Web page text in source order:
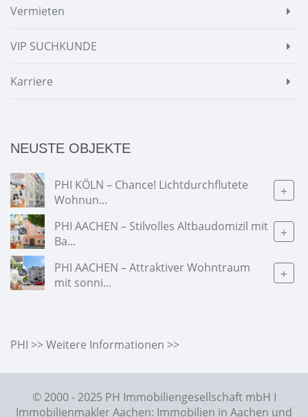
Vermieten
VIP SUCHKUNDE
Karriere
NEUSTE OBJEKTE
PHI KÖLN – Chance! Lichtdurchflutete
Wohnun...
+
PHI AACHEN – Stilvolles Altbaudomizil mit
Ba...
+
PHI AACHEN – Attraktiver Wohntraum
mit sonni...
+
PHI >> Weitere Informationen >>
© 2000 - 2025 PH Immobiliengesellschaft mbH I
Immobilienmakler Aachen: Immobilien in Aachen und